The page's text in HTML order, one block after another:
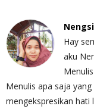
Hay
aku
Menulis apa saja
mengekspresikan